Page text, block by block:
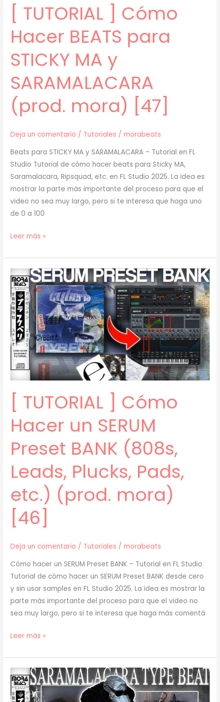
[ TUTORIAL ] Cómo
Hacer BEATS para
STICKY MA y
SARAMALACARA
(prod. mora) [47]
Deja un comentario / Tutoriales /morabeats
Beats para STICKY MA y SARAMALACARA – Tutorial en FL
Studio Tutorial de cómo hacer beats para Sticky MA,
Saramalacara, Ripsquad, etc. en FL Studio 2025. La idea es
mostrar la parte más importante del proceso para que el
video no sea muy largo, pero si te interesa que haga uno
de 0 a 100
[
]
Cómo
Hacer
BEATS
para
STICKY
MA
y
SARAMALACARA
(prod.
mora)
[47]
Leer más »
[ TUTORIAL ] Cómo
Hacer un SERUM
Preset BANK (808s,
Leads, Plucks, Pads,
etc.) (prod. mora)
[46]
Deja un comentario / Tutoriales /morabeats
Cómo hacer un SERUM Preset BANK – Tutorial en FL Studio
Tutorial de cómo hacer un SERUM Preset BANK desde cero
y sin usar samples en FL Studio 2025. La idea es mostrar la
parte más importante del proceso para que el video no
sea muy largo, pero si te interesa que haga más comentá
[
]
Cómo
Hacer
un
Leer más »